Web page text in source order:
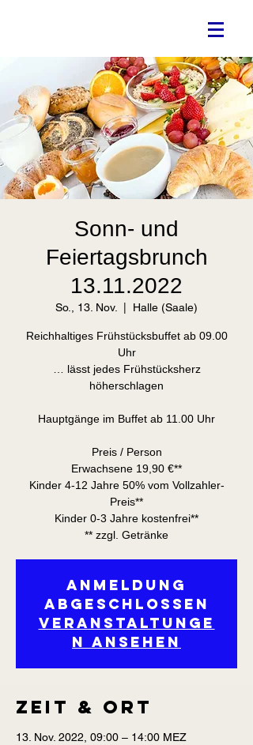
Sonn- und
Feiertagsbrunch
13.11.2022
So., 13. Nov. Halle (Saale)
Reichhaltiges Frühstücksbuffet ab 09.00
Uhr
… lässt jedes Frühstücksherz
höherschlagen
Hauptgänge im Buffet ab 11.00 Uhr
Preis / Person
Erwachsene 19,90 €**
Kinder 4-12 Jahre 50% vom Vollzahler-
Preis**
Kinder 0-3 Jahre kostenfrei**
** zzgl. Getränke
Anmeldung
abgeschlossen
Veranstaltunge
n ansehen
Zeit & Ort
13. Nov. 2022, 09:00 – 14:00 MEZ